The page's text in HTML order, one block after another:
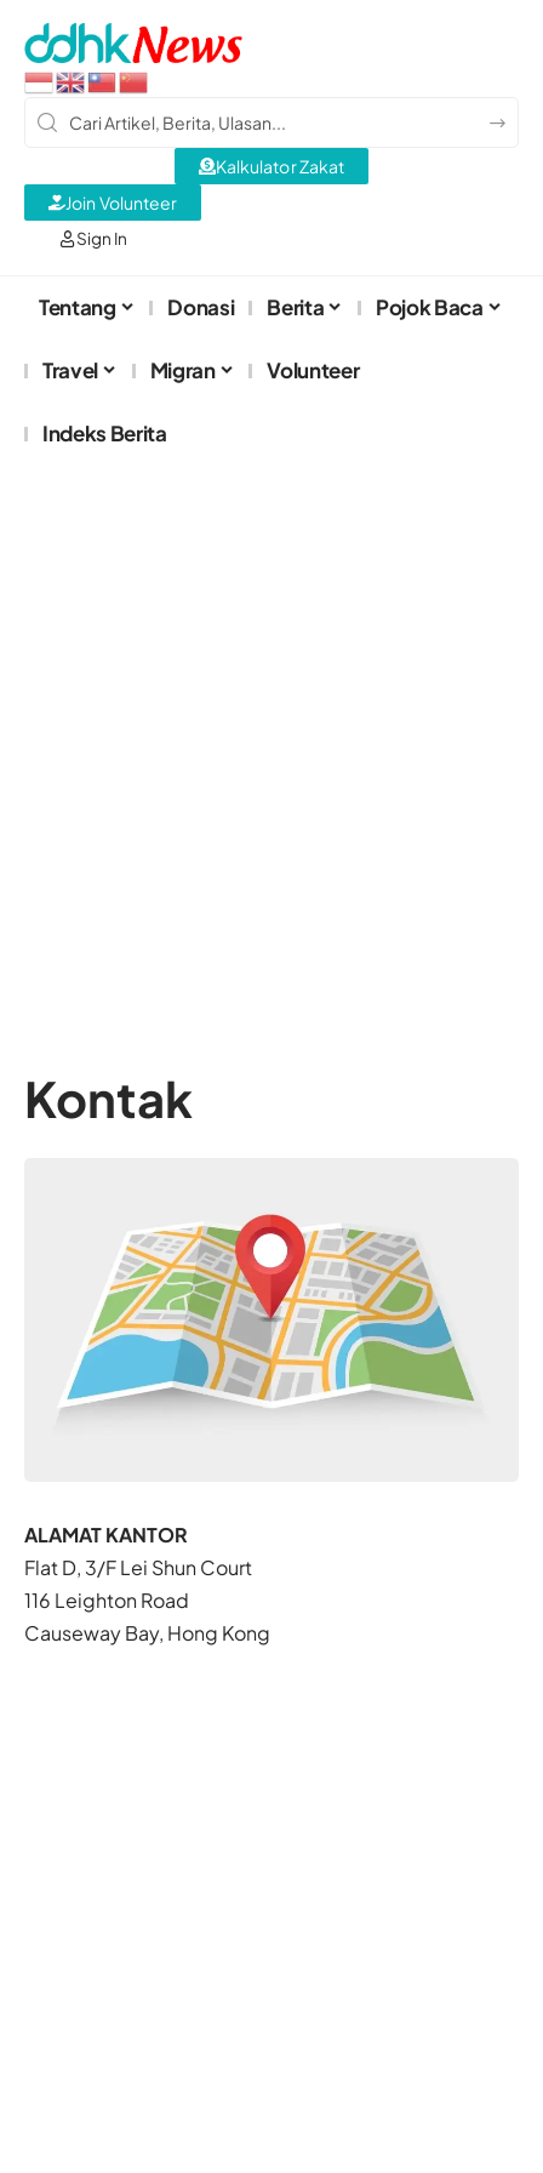
Sign In
Kalkulator Zakat
Join Volunteer
Tentang Donasi Berita Pojok Baca
Travel Migran Volunteer
Indeks Berita
Kontak
ALAMAT KANTOR
Flat D, 3/F Lei Shun Court
116 Leighton Road
Causeway Bay, Hong Kong